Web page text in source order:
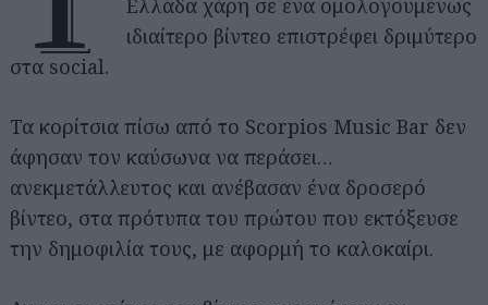
ιδιαίτερο βίντεο επιστρέφει δριμύτερο
στα social.
Τα κορίτσια πίσω από το Scorpios Music Bar δεν
άφησαν τον καύσωνα να περάσει…
ανεκμετάλλευτος και ανέβασαν ένα δροσερό
βίντεο, στα πρότυπα του πρώτου που εκτόξευσε
την δημοφιλία τους, με αφορμή το καλοκαίρι.